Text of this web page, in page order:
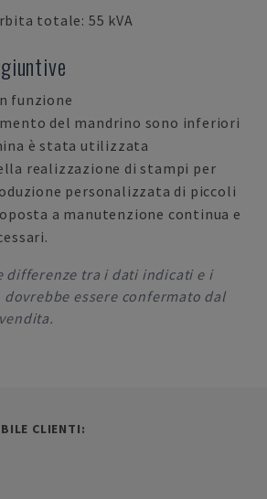
totale: 55 kVA
funzione
del mandrino sono inferiori
è stata utilizzata
realizzazione di stampi per
personalizzata di piccoli
a manutenzione continua e
differenze tra i dati indicati e i
essere confermato dal
CLIENTI: